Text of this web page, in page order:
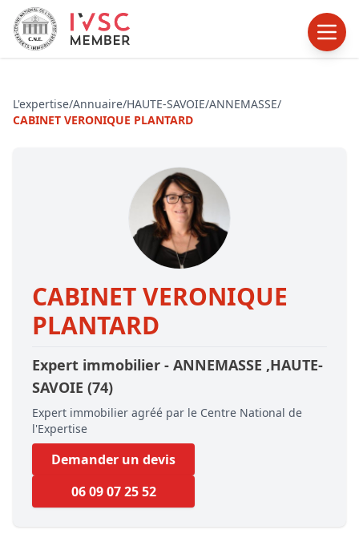
L'expertise/Annuaire/HAUTE-SAVOIE/ANNEMASSE/
CABINET VERONIQUE PLANTARD
CABINET VERONIQUE
PLANTARD
Expert immobilier - ANNEMASSE ,HAUTE-
SAVOIE (74)
Expert immobilier agréé par le Centre National de
l'Expertise
Demander un devis
06 09 07 25 52